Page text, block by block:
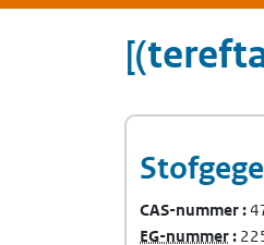
CAS-nummer
EG-nummer